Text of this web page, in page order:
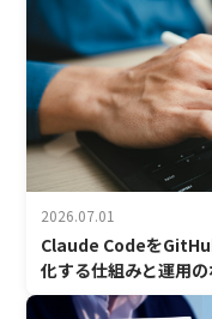
2026.07.01
Claude Codeを
化する仕組みと運用